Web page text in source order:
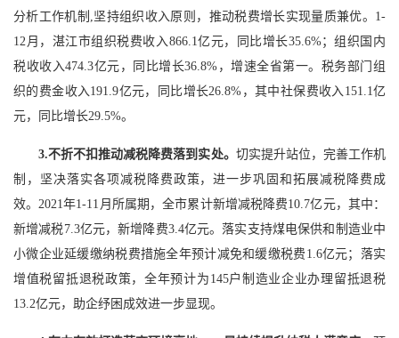
分析工作机制,坚持组织收入原则，推动税费增长实现量质兼优。1-
12月，湛江市组织税费收入866.1亿元，同比增长35.6%；组织国内
税收收入474.3亿元，同比增长36.8%，增速全省第一。税务部门组
织的费金收入191.9亿元，同比增长26.8%，其中社保费收入151.1亿
元，同比增长29.5%。
3.不折不扣推动减税降费落到实处。 切实提升站位，完善工作机
制，坚决落实各项减税降费政策，进一步巩固和拓展减税降费成
效。2021年1-11月所属期，全市累计新增减税降费10.7亿元，其中：
新增减税7.3亿元，新增降费3.4亿元。落实支持煤电保供和制造业中
小微企业延缓缴纳税费措施全年预计减免和缓缴税费1.6亿元；落实
增值税留抵退税政策，全年预计为145户制造业企业办理留抵退税
13.2亿元，助企纾困成效进一步显现。